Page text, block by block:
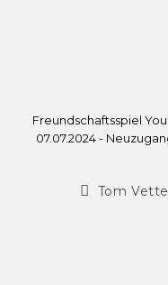
Freundschaftsspiel
07.07.2024 -
Tom